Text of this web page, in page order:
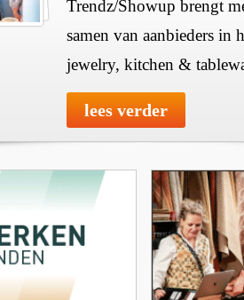
Trendz/Showup brengt
samen van aanbieders in
jewelry, kitchen &
lees verder